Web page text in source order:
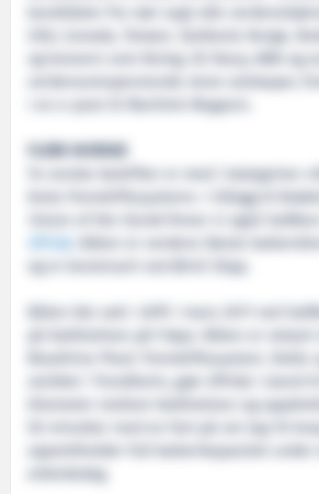
kandidater fra nær sagt alle
USA, Canada, Taiwan, Tyskland, Norge,
og konsern som Boing, US Navy, ABB og
verdensomspennende store selskaper,
i en e-post til Maritimt Magasin.
FLERE NORSKE
To norske bedrifter er med i kategorien
årets fremdriftssystem». I tillegg til
. Båten er verdens første
og er konstruert ved Ørnli Slipp.
Båten ble satt i drift i mars 2017 ved
på Kattholmen på Frøya. Båten er utstyrt
utviklet i Trondheim, gjør
kilometer mellom Kattholmen og
opprettholder full batterikapasitet under
arbeidsdag.